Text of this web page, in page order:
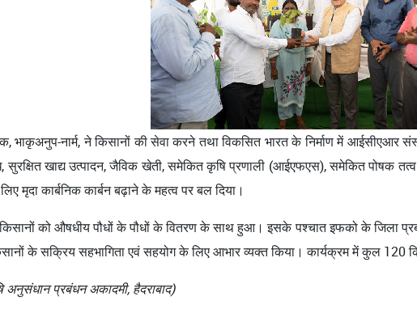
भाकृअनुप-नार्म, ने किसानों की सेवा करने तथा विकसित भारत के निर्माण में आईसीएआर
सुरक्षित खाद्य उत्पादन, जैविक खेती, समेकित कृषि प्रणाली (आईएफएस), समेकित पोषक
मृदा कार्बनिक कार्बन बढ़ाने के महत्व पर बल दिया।
को औषधीय पौधों के पौधों के वितरण के साथ हुआ। इसके पश्चात इफको के जिला
के सक्रिय सहभागिता एवं सहयोग के लिए आभार व्यक्त किया। कार्यक्रम में कुल 120
अनुसंधान प्रबंधन अकादमी, हैदराबाद)